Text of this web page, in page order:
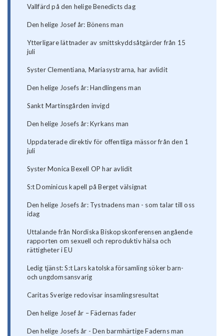
Vallfärd på den helige Benedicts dag
Den helige Josef år: Bönens man
Ytterligare lättnader av smittskyddsåtgärder från 15
juli
Syster Clementiana, Mariasystrarna, har avlidit
Den helige Josefs år: Handlingens man
Sankt Martinsgården invigd
Den helige Josefs år: Kyrkans man
Uppdaterade direktiv för offentliga mässor från den 1
juli
Syster Monica Bexell OP har avlidit
S:t Dominicus kapell på Berget välsignat
Den helige Josefs år: Tystnadens man - som talar till oss
idag
Uttalande från Nordiska Biskopskonferensen angående
rapporten om sexuell och reproduktiv hälsa och
rättigheter i EU
Ledig tjänst: S:t Lars katolska församling söker barn-
och ungdomsansvarig
Caritas Sverige redovisar insamlingsresultat
Den helige Josef år – Fädernas fader
Den helige Josefs år - Den barmhärtige Faderns man